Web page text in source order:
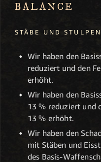
BALANCE
STÄBE UND STULPEN
Wir haben den
reduziert und den
erhöht.
Wir haben den
13 % reduziert und
13 % erhöht.
Wir haben den
mit Stäben und
des Basis-